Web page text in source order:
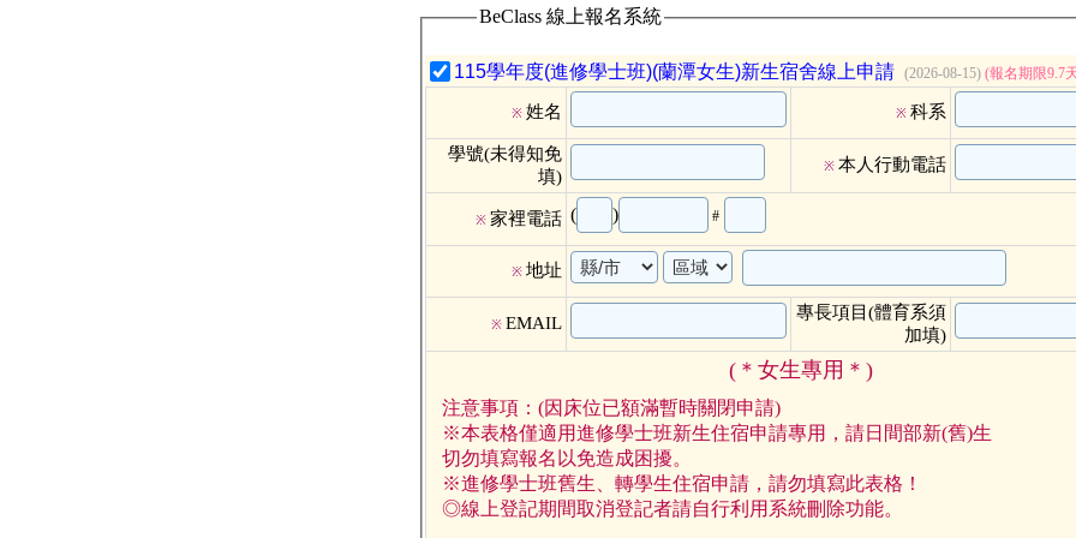
BeClass 線上報名系統
115學年度(進修學士班)(蘭潭女生)新生宿舍線上申請 (2026-08-15) (報名期限9.7
※ 姓名 ※ 科系
學號(未得知免
填)
※ 本人行動電話
※ 家裡電話 ( ) #
※ 地址
※ EMAIL
專長項目(體育系須
加填)
(＊女生專用＊)
注意事項：(因床位已額滿暫時關閉申請)
※本表格僅適用進修學士班新生住宿申請專用，請日間部新(舊)生
切勿填寫報名以免造成困擾。
※進修學士班舊生、轉學生住宿申請，請勿填寫此表格！
◎線上登記期間取消登記者請自行利用系統刪除功能。